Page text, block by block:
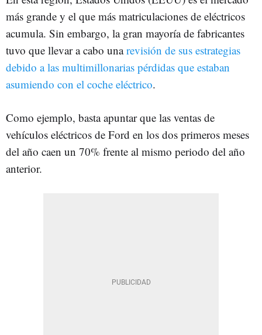
más grande y el que más matriculaciones de eléctricos
acumula. Sin embargo, la gran mayoría de fabricantes
tuvo que llevar a cabo unarevisión de sus estrategias
debido a las multimillonarias pérdidas que estaban
asumiendo con el coche eléctrico.
Como ejemplo, basta apuntar que las ventas de
vehículos eléctricos de Ford en los dos primeros meses
del año caen un 70% frente al mismo periodo del año
anterior.